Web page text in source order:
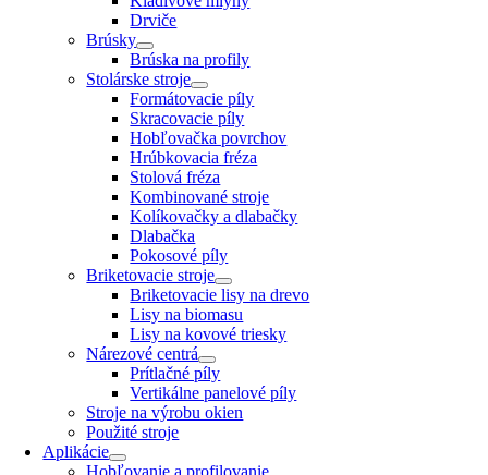
Drviče
Brúsky
Brúska na profily
Stolárske stroje
Formátovacie píly
Skracovacie píly
Hobľovačka povrchov
Hrúbkovacia fréza
Stolová fréza
Kombinované stroje
Kolíkovačky a dlabačky
Dlabačka
Pokosové píly
Briketovacie stroje
Briketovacie lisy na drevo
Lisy na biomasu
Lisy na kovové triesky
Nárezové centrá
Prítlačné píly
Vertikálne panelové píly
Stroje na výrobu okien
Použité stroje
Aplikácie
Hobľovanie a profilovanie